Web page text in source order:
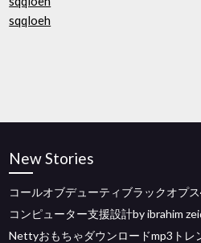
sqqloeh
New Stories
コールオブデューティブラックオプ
コンピューター支援設計by ibrahim
Nettyおもちゃダウンロードmp3トレ